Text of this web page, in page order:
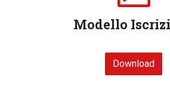
Modello
Download